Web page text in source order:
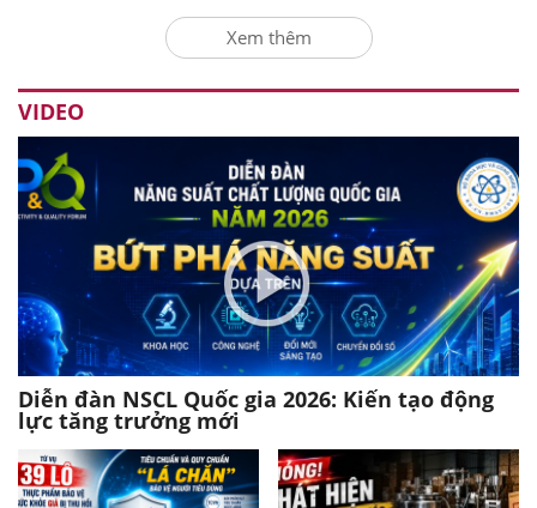
Xem thêm
VIDEO
Diễn đàn NSCL Quốc gia 2026: Kiến tạo động
lực tăng trưởng mới